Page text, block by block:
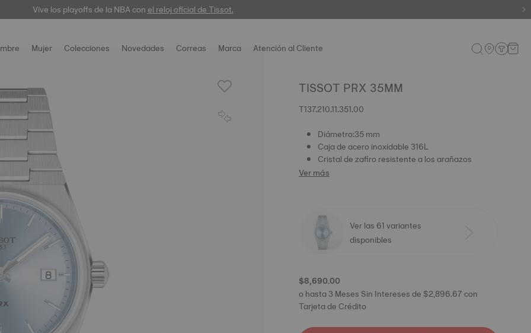
Vive los playoffs de la NBA conel reloj oficial de Tissot.
Mujer Colecciones Novedades Correas Marca Atención al Cliente
TISSOT PRX 35MM
T137.210.11.351.00
Diámetro:35 mm
Caja de acero inoxidable 316L
Cristal de zafiro resistente a los arañazos
Ver más
Ver las 61 variantes
disponibles
$8,690.00
o hasta 3 Meses Sin Intereses de $2,896.67 con
Tarjeta de Crédito